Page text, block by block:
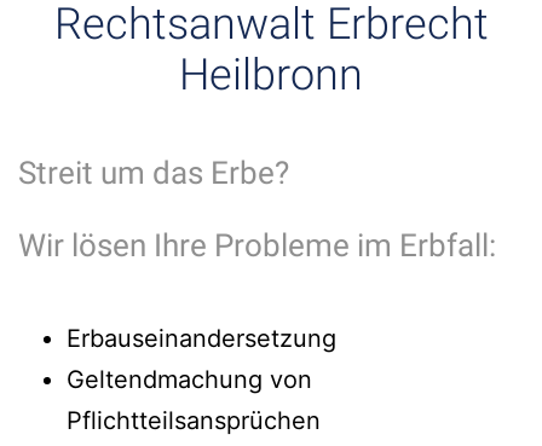
Rechtsanwalt Erbrecht
Heilbronn
Streit um das Erbe?
Wir lösen Ihre Probleme im Erbfall:
Erbauseinandersetzung
Geltendmachung von
Pflichtteilsansprüchen